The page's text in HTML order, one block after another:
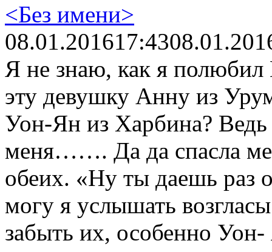
<Без имени>
08.01.201617:43
Я не знаю, как я
эту девушку Анну из
Уон-Ян из Харбина?
меня……. Да да спасла
обеих. «Ну ты даешь раз
могу я услышать
забыть их, особенно